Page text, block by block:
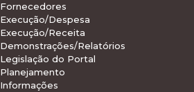
Fornecedores
Execução/Despesa
Execução/Receita
Demonstrações/Relatórios
Legislação do Portal
Planejamento
Informações